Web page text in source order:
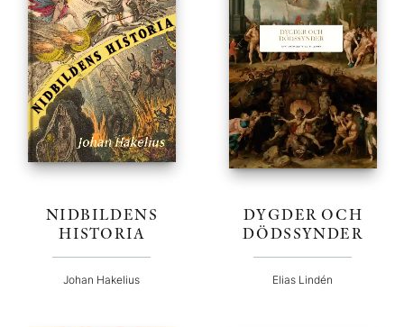
NIDBILDENS
HISTORIA
Johan Hakelius
DYGDER OCH
DÖDSSYNDER
Elias Lindén